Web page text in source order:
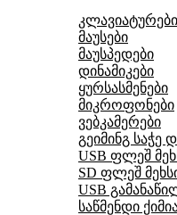
კლავიატურები
მაუსები
მაუსპედები
დინამიკები
ყურსასმენები
მიკროფონები
ვებკამერები
გეიმინგ
USB ფლეშ
SD ფლეშ
USB
საწმენდი